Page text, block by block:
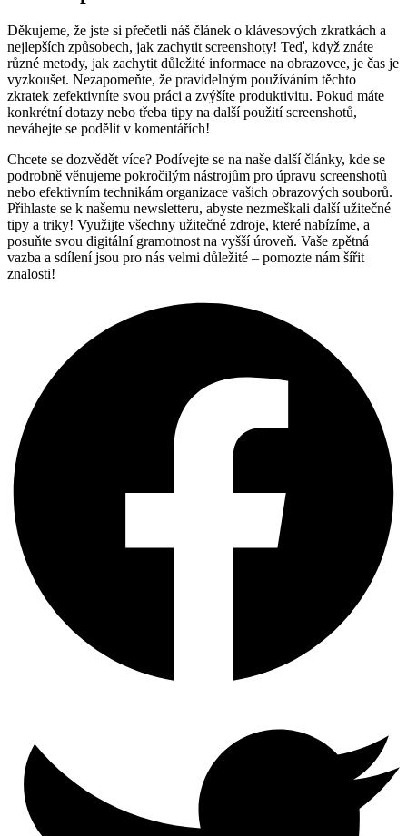
Děkujeme, že jste si přečetli náš článek o klávesových zkratkách a
nejlepších způsobech, jak zachytit screenshoty! Teď, když znáte
různé metody, jak zachytit důležité informace na obrazovce, je čas je
vyzkoušet. Nezapomeňte, že pravidelným používáním těchto
zkratek zefektivníte svou práci a zvýšíte produktivitu. Pokud máte
konkrétní dotazy nebo třeba tipy na další použití screenshotů,
neváhejte se podělit v komentářích!
Chcete se dozvědět více? Podívejte se na naše další články, kde se
podrobně věnujeme pokročilým nástrojům pro úpravu screenshotů
nebo efektivním technikám organizace vašich obrazových souborů.
Přihlaste se k našemu newsletteru, abyste nezmeškali další užitečné
tipy a triky! Využijte všechny užitečné zdroje, které nabízíme, a
posuňte svou digitální gramotnost na vyšší úroveň. Vaše zpětná
vazba a sdílení jsou pro nás velmi důležité – pomozte nám šířit
znalosti!